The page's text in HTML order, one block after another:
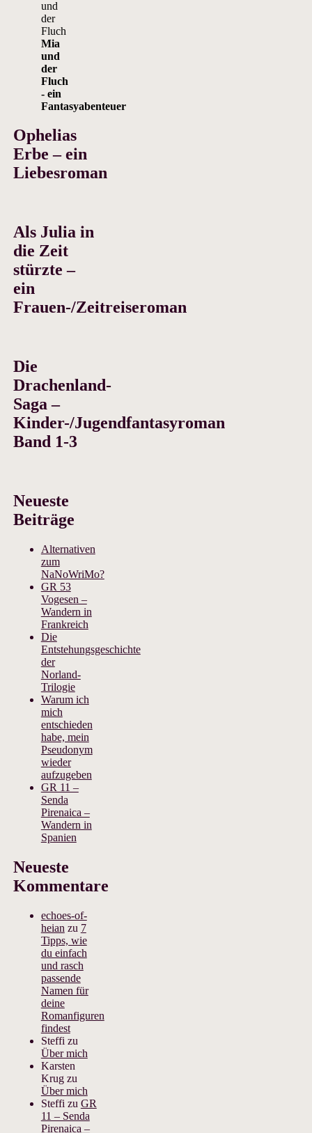
Mia
und
der
Fluch
- ein
Fantasyabenteuer
Ophelias
Erbe – ein
Liebesroman
Als Julia in
die Zeit
stürzte –
ein
Frauen-/Zeitreiseroman
Die
Drachenland-
Saga –
Kinder-/Jugendfantasyroman
Band 1-3
Neueste
Beiträge
Alternativen
zum
NaNoWriMo?
GR 53
Vogesen –
Wandern in
Frankreich
Die
Entstehungsgeschichte
der
Norland-
Trilogie
Warum ich
mich
entschieden
habe, mein
Pseudonym
wieder
aufzugeben
GR 11 –
Senda
Pirenaica –
Wandern in
Spanien
Neueste
Kommentare
echoes-of-
heian zu 7
Tipps, wie
du einfach
und rasch
passende
Namen für
deine
Romanfiguren
findest
Steffi zu
Über mich
Karsten
Krugzu
Über mich
Steffi zu GR
11 – Senda
Pirenaica –